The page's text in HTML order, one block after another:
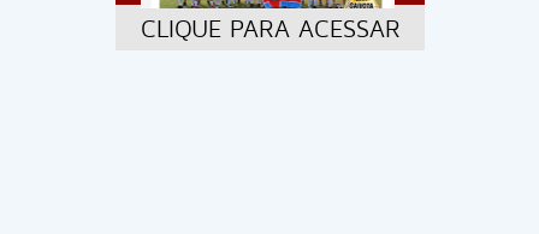
CLIQUE PARA ACESSAR